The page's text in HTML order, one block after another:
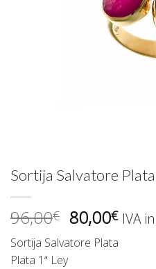
Sortija Salvatore
96,00€ El
precio
original
80,00€El
actual
IVA
Sortija Salvatore Plata
Plata 1ª Ley